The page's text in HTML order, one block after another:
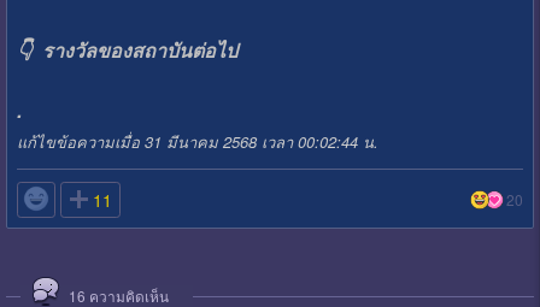
👇 รางวัลของสถาบันต่อไป
.
แก้ไขข้อความเมื่อ 31 มีนาคม 2568 เวลา 00:02:44 น.
 11 20
16 ความคิดเห็น